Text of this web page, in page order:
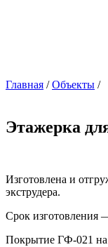
Главная /Объекты /
Этажерка
Изготовлена и
экструдера.
Срок изготовления
Покрытие ГФ-021 на